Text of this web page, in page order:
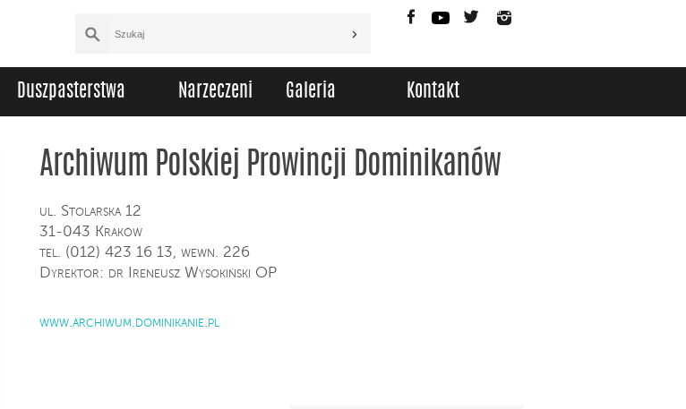
FacebookYouTubeTwitter
Duszpasterstwa Narzeczeni Galeria Kontakt
Archiwum Polskiej Prowincji Dominikanów
ul. Stolarska 12
31-043 Kraków
tel. (012) 423 16 13, wewn. 226
Dyrektor: dr Ireneusz Wysokiński OP
www.archiwum.dominikanie.pl